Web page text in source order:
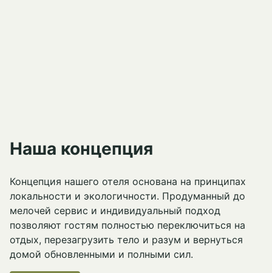
Наша концепция
Концепция нашего отеля основана на принципах
локальности и экологичности. Продуманный до
мелочей сервис и индивидуальный подход
позволяют гостям полностью переключиться на
отдых, перезагрузить тело и разум и вернуться
домой обновленными и полными сил.